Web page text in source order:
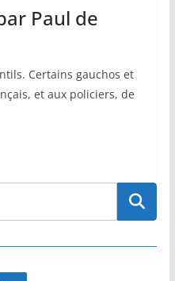
Paul de
Certains gauchos et
et aux policiers, de